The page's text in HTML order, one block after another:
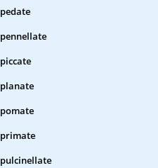
pedate
pennellate
piccate
planate
pomate
primate
pulcinellate